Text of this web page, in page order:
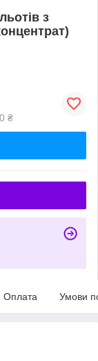
з
₴
Оплата Умови